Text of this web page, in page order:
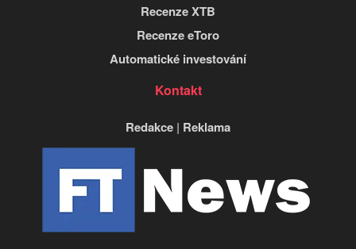
Recenze XTB
Recenze eToro
Automatické investování
Kontakt
Redakce | Reklama